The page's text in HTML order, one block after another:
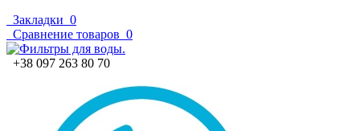
Закладки 0
Сравнение товаров 0
+38 097 263 80 70